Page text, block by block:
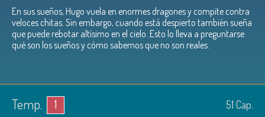
En sus sueños, Hugo vuela en enormes dragones y compite contra
veloces chitas. Sin embargo, cuando está despierto también sueña
que puede rebotar altísimo en el cielo. Esto lo lleva a preguntarse
qué son los sueños y cómo sabemos que no son reales.
Temp. 1 51 Cap.